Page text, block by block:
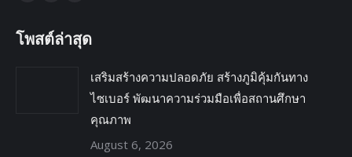
โพสต์ล่าสุด
เสริมสร้างความปลอดภัย สร้างภูมิคุ้มกันทาง
ไซเบอร์ พัฒนาความร่วมมือเพื่อสถานศึกษา
คุณภาพ
August 6, 2026